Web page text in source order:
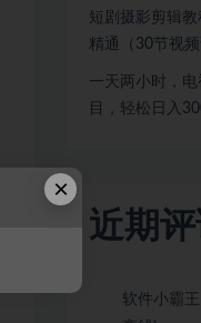
短剧摄影剪辑
精通（30节视频
一天两小时，
目，轻松日入
近期
软件小霸王
×